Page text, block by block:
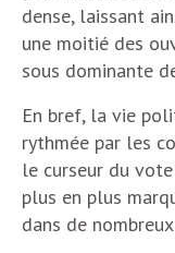
dense, laissant
une moitié des
sous dominante
En bref, la vie
rythmée par les
le curseur du
plus en plus
dans de